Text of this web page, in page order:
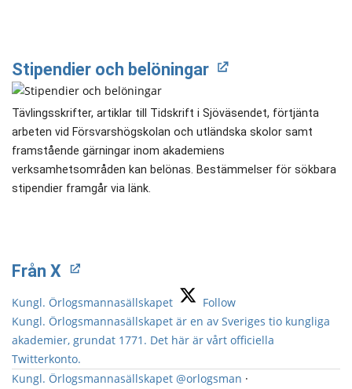
Stipendier och belöningar
Tävlingsskrifter, artiklar till Tidskrift i Sjöväsendet, förtjänta
arbeten vid Försvarshögskolan och utländska skolor samt
framstående gärningar inom akademiens
verksamhetsområden kan belönas. Bestämmelser för sökbara
stipendier framgår via länk.
Från X
Kungl. Örlogsmannasällskapet
Follow
Kungl. Örlogsmannasällskapet är en av Sveriges tio kungliga
akademier, grundat 1771. Det här är vårt officiella
Twitterkonto.
Kungl. Örlogsmannasällskapet @orlogsman ·